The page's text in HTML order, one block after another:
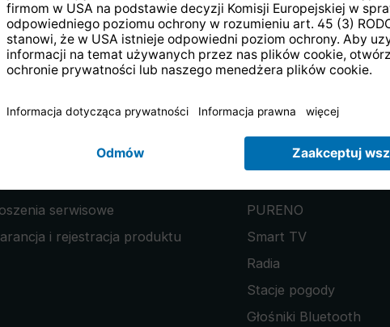
Zwrot zamówieniaw ciągu 14 dni
się do newslettera i otrzymaj
serwisowe
i rejestracja produktu
PRODUKTY
PURENO
Smart TV
Radia
Stacje pogody
Głośniki Bluetooth